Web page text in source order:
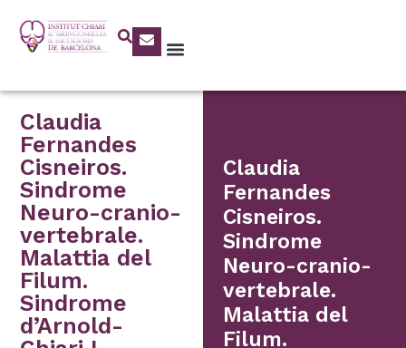
Claudia
Fernandes
Cisneiros.
Sindrome
Neuro-cranio-
vertebrale.
Malattia del
Filum.
Sindrome
d’Arnold-
Claudia
Fernandes
Cisneiros.
Sindrome
Neuro-cranio-
vertebrale.
Malattia del
Filum.